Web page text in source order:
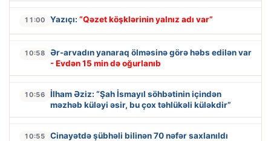
11:00 Yazıçı: “Qəzet köşklərinin yalnız adı var”
10:58
Ər-arvadın yanaraq ölməsinə görə həbs edilən var
- Evdən 15 min də oğurlanıb
10:56
İlham Əziz: “Şah İsmayıl söhbətinin içindən
məzhəb küləyi əsir, bu çox təhlükəli küləkdir”
10:55 Cinayətdə şübhəli bilinən 70 nəfər saxlanıldı